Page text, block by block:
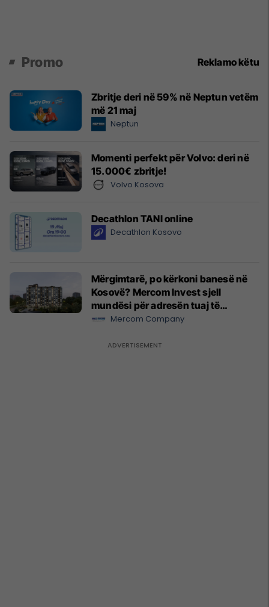
Promo Reklamo këtu
Zbritje deri në 59% në Neptun vetëm
më 21 maj
Neptun
Momenti perfekt për Volvo: deri në
15.000€ zbritje!
Volvo Kosova
Decathlon TANI online
Decathlon Kosovo
Mërgimtarë, po kërkoni banesë në
Kosovë? Mercom Invest sjell
mundësi për adresën tuaj të
ardhshme
Mercom Company